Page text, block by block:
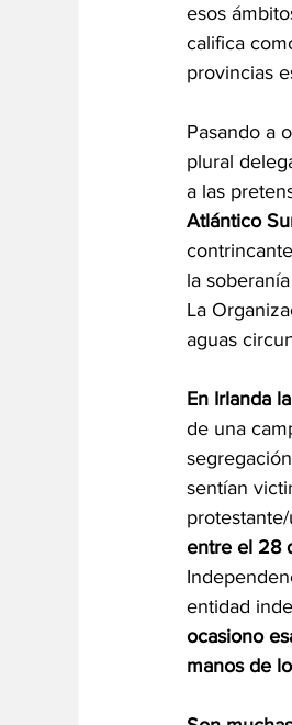
esos
califica
provincias
Pasando a
plural
a las
Atlántico
la
La
aguas
En Irlanda
de una
sentían
entre el 28
entidad
ocasiono
manos de